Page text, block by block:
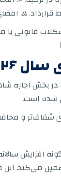
قانونی
۲۰۲۶
شده است.
شفاف‌تر و
مقرر می‌دارد که
می‌کند.